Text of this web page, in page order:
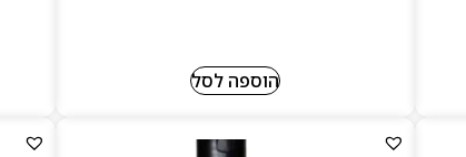
הוספה לסל